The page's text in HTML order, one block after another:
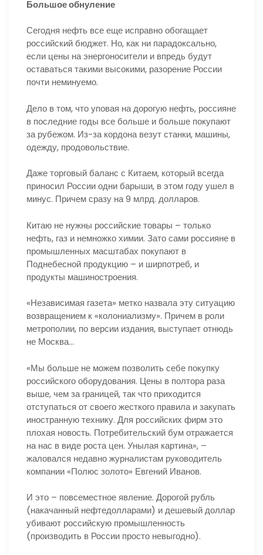
Большое обнуление
Сегодня нефть все еще исправно обогащает
российский бюджет. Но, как ни парадоксально,
если цены на энергоносители и впредь будут
оставаться такими высокими, разорение России
почти неминуемо.
Дело в том, что уповая на дорогую нефть, россияне
в последние годы все больше и больше покупают
за рубежом. Из-за кордона везут станки, машины,
одежду, продовольствие.
Даже торговый баланс с Китаем, который всегда
приносил России одни барыши, в этом году ушел в
минус. Причем сразу на 9 млрд. долларов.
Китаю не нужны российские товары – только
нефть, газ и немножко химии. Зато сами россияне в
промышленных масштабах покупают в
Поднебесной продукцию – и ширпотреб, и
продукты машиностроения.
«Независимая газета» метко назвала эту ситуацию
возвращением к «колониализму». Причем в роли
метрополии, по версии издания, выступает отнюдь
не Москва…
«Мы больше не можем позволить себе покупку
российского оборудования. Цены в полтора раза
выше, чем за границей, так что приходится
отступаться от своего жесткого правила и закупать
иностранную технику. Для российских фирм это
плохая новость. Потребительский бум отражается
на нас в виде роста цен. Унылая картина», –
жаловался недавно журналистам руководитель
компании «Полюс золото» Евгений Иванов.
И это – повсеместное явление. Дорогой рубль
(накачанный нефтедолларами) и дешевый доллар
убивают российскую промышленность
(производить в России просто невыгодно).